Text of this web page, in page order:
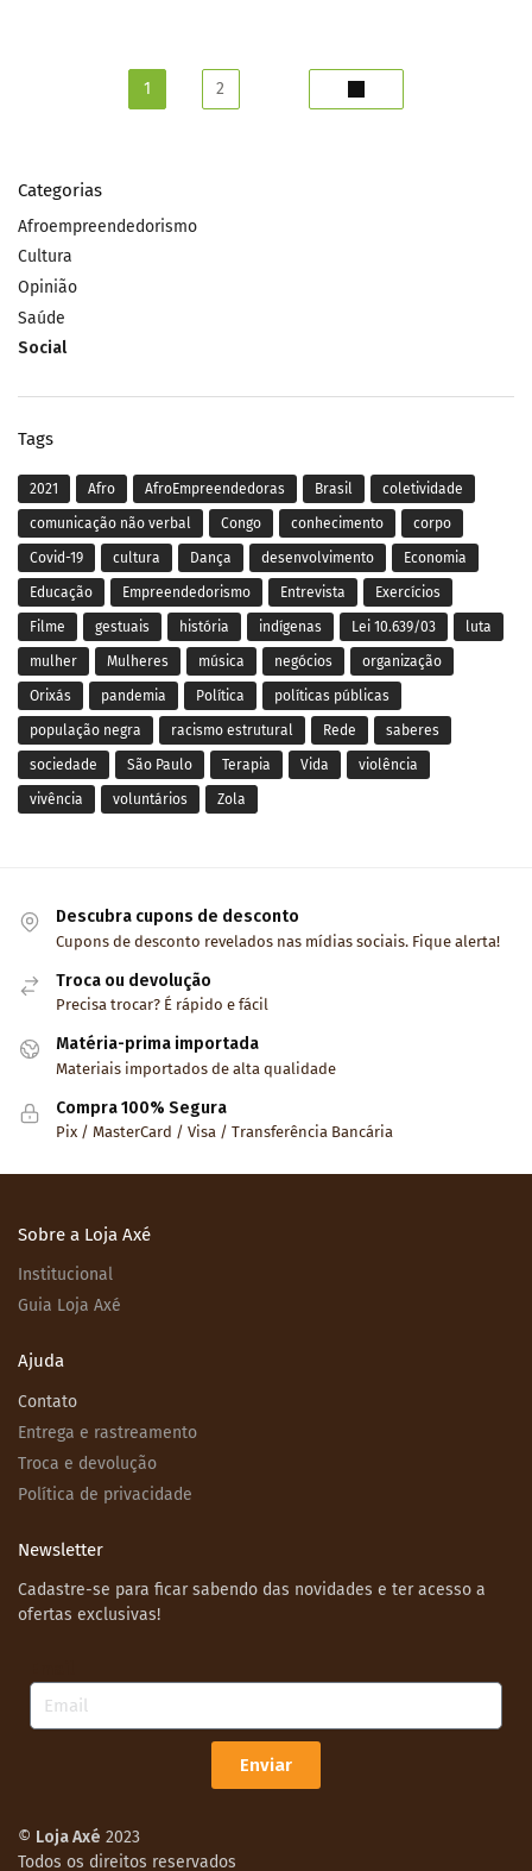
1 2
Categorias
Afroempreendedorismo
Cultura
Opinião
Saúde
Social
Tags
2021 Afro AfroEmpreendedoras Brasil coletividade
comunicação não verbal Congo conhecimento corpo
Covid-19 cultura Dança desenvolvimento Economia
Educação Empreendedorismo Entrevista Exercícios
Filme gestuais história indígenas Lei 10.639/03 luta
mulher Mulheres música negócios organização
Orixás pandemia Política políticas públicas
população negra racismo estrutural Rede saberes
sociedade São Paulo Terapia Vida violência
vivência voluntários Zola
Descubra cupons de desconto
Cupons de desconto revelados nas mídias sociais. Fique alerta!
Troca ou devolução
Precisa trocar? É rápido e fácil
Matéria-prima importada
Materiais importados de alta qualidade
Compra 100% Segura
Pix / MasterCard / Visa / Transferência Bancária
Sobre a Loja Axé
Institucional
Guia Loja Axé
Ajuda
Contato
Entrega e rastreamento
Troca e devolução
Política de privacidade
Newsletter
Cadastre-se para ficar sabendo das novidades e ter acesso a
ofertas exclusivas!
Enviar
© Loja Axé 2023
Todos os direitos reservados